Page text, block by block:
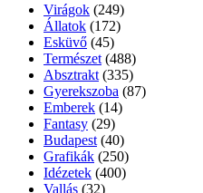
Virágok (249)
Állatok (172)
Esküvő (45)
Természet (488)
Absztrakt (335)
Gyerekszoba (87)
Emberek (14)
Fantasy (29)
Budapest (40)
Grafikák (250)
Idézetek (400)
Vallás (32)